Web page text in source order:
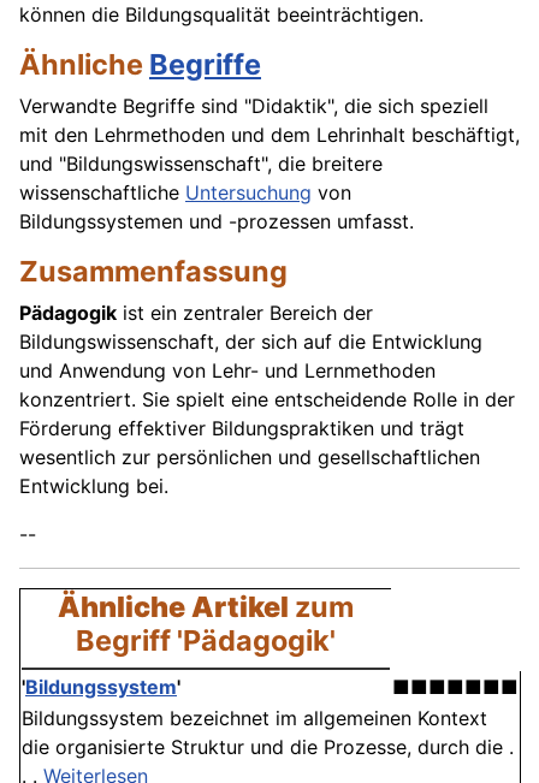
können die Bildungsqualität beeinträchtigen.
Ähnliche Begriffe
Verwandte Begriffe sind "Didaktik", die sich speziell
mit den Lehrmethoden und dem Lehrinhalt beschäftigt,
und "Bildungswissenschaft", die breitere
wissenschaftliche Untersuchung von
Bildungssystemen und -prozessen umfasst.
Zusammenfassung
Pädagogik ist ein zentraler Bereich der
Bildungswissenschaft, der sich auf die Entwicklung
und Anwendung von Lehr- und Lernmethoden
konzentriert. Sie spielt eine entscheidende Rolle in der
Förderung effektiver Bildungspraktiken und trägt
wesentlich zur persönlichen und gesellschaftlichen
Entwicklung bei.
--
Ähnliche Artikel zum
Begriff 'Pädagogik'
'Bildungssystem'
■■■■■■■
Bildungssystem bezeichnet im allgemeinen Kontext
die organisierte Struktur und die Prozesse, durch die .
. . Weiterlesen